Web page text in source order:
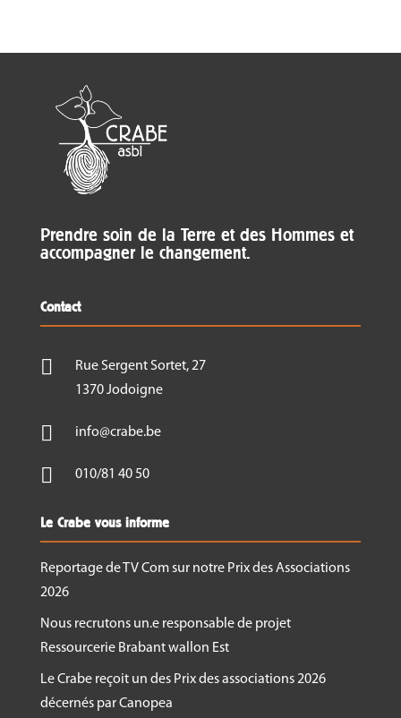
Prendre soin de la Terre et des Hommes et
accompagner le changement.
Contact

Rue Sergent Sortet, 27
1370 Jodoigne
 info@crabe.be
 010/81 40 50
Le Crabe vous informe
Reportage de TV Com sur notre Prix des Associations
2026
Nous recrutons un.e responsable de projet
Ressourcerie Brabant wallon Est
Le Crabe reçoit un des Prix des associations 2026
décernés par Canopea